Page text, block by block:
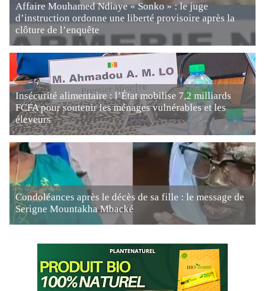
Affaire Mouhamed Ndiaye « Sonko » : le juge
d’instruction ordonne une liberté provisoire après la
clôture de l’enquête
Insécurité alimentaire : l’État mobilise 7,2 milliards
FCFA pour soutenir les ménages vulnérables et les
éleveurs
Condoléances après le décès de sa fille : le message de
Serigne Mountakha Mbacké